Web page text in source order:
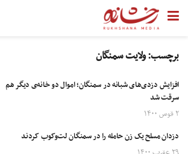
برچسب:ولایت سمنگان
افزایش دزدی‌های شبانه در سمنگان؛ اموال دو خانه‌ی دیگر هم
سرقت شد
۲ قوس ۱۴۰۰
دزدان مسلح یک زن حامله را در سمنگان لت‌وکوب کردند